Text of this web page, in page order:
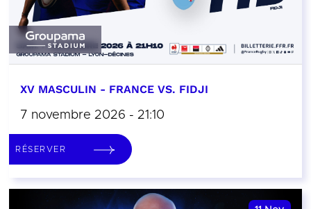
XV MASCULIN - FRANCE VS. FIDJI
7 novembre 2026 - 21:10
RÉSERVER